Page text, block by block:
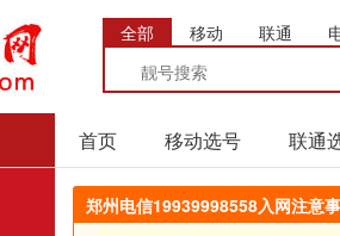
全部 移动 联通
首页 移动选号 联通
郑州电信19939998558入网注意事